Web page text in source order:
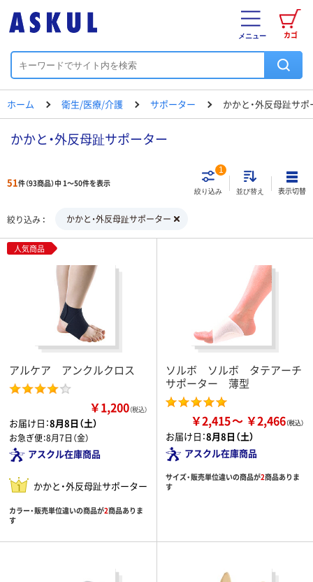
カゴ
メニュー
ホーム 衛生/医療/介護 サポーター かかと・外反母趾サ
かかと・外反母趾サポーター
51件（93商品）中 1～50件を表示
絞り込み
1
並び替え 表示切替
絞り込み かかと・外反母趾サポーター
人気商品
アルケア アンクルクロス
￥1,200（税込）
お届け日：8月8日（土）
お急ぎ便：8月7日（金）
アスクル在庫商品
かかと・外反母趾サポーター
カラー・販売単位違いの商品が2商品ありま
す
ソルボ ソルボ タテアーチ
サポーター 薄型
￥2,415 ￥2,466
お届け日：8月8日（土）
アスクル在庫商品
サイズ・販売単位違いの商品が2商品ありま
す